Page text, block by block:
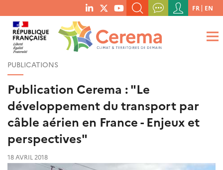
menu
social
links
RECHERCHER UN MOT-CLÉ, UNE PUBLICATION, ETC.
QUE RECHERCHEZ-VOUS ?
Menu
du
compte
de
FR EN
PUBLICATIONS
Publication Cerema : "Le
développement du transport par
câble aérien en France - Enjeux et
perspectives"
18 AVRIL 2018